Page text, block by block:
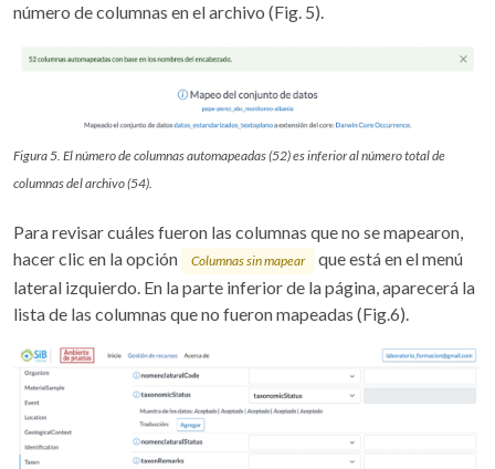
número de columnas en el archivo (Fig. 5).
Figura 5. El número de columnas automapeadas (52) es inferior al número total de
columnas del archivo (54).
Para revisar cuáles fueron las columnas que no se mapearon,
hacer clic en la opción
Columnas sin mapear
que está en el menú
lateral izquierdo. En la parte inferior de la página, aparecerá la
lista de las columnas que no fueron mapeadas (Fig.6).